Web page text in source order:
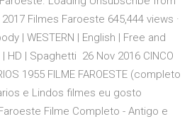
Filmes Faroeste 645,444 views ·
| WESTERN | English | Free and
HD | Spaghetti 26 Nov 2016 CINCO
1955 FILME FAROESTE (completo
e Lindos filmes eu gosto
Filme Completo - Antigo e